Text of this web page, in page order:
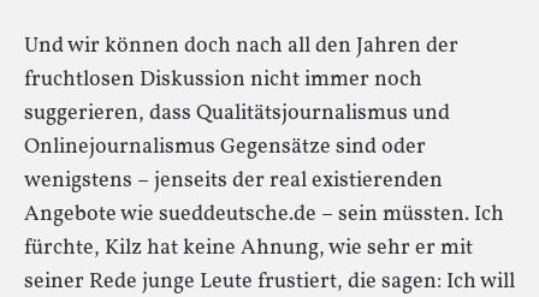
Und wir können doch nach all den Jahren der
fruchtlosen Diskussion nicht immer noch
suggerieren, dass Qualitätsjournalismus und
Onlinejournalismus Gegensätze sind oder
wenigstens – jenseits der real existierenden
Angebote wie sueddeutsche.de – sein müssten. Ich
fürchte, Kilz hat keine Ahnung, wie sehr er mit
seiner Rede junge Leute frustiert, die sagen: Ich will